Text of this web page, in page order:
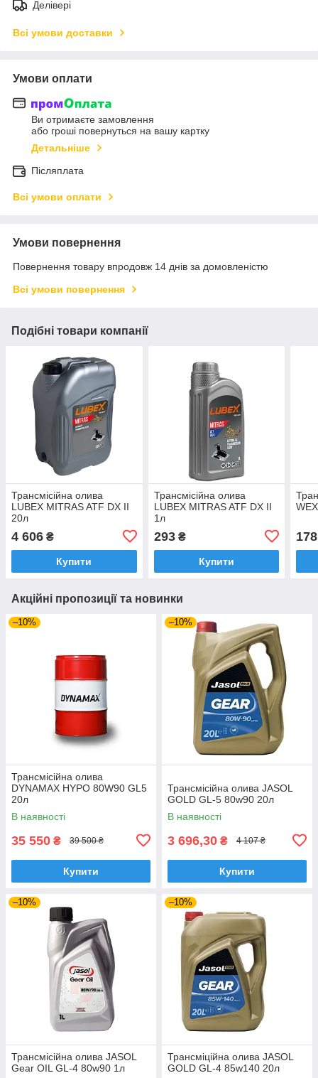
Делівері
Всі умови доставки
Умови оплати
Ви отримаєте замовлення
або гроші повернуться на вашу картку
Детальніше
Післяплата
Всі умови оплати
Умови повернення
Повернення товару впродовж 14 днів за домовленістю
Всі умови повернення
Подібні товари компанії
Трансмiciйна олива
LUBEX MITRAS ATF DX II
20л
4 606 ₴
Купити
Трансмiciйна олива
LUBEX MITRAS ATF DX II
1л
293₴
Купити
178
Акційні пропозиції та новинки
–10%
Трансмісійна олива
DYNAMAX HYPO 80W90 GL5
20л
В наявності
35 550 ₴ 39 500 ₴
Купити
–10%
Трансмісійна олива JASOL
GOLD GL-5 80w90 20л
В наявності
3 696,30 ₴ 4 107 ₴
Купити
–10%
Трансмісійна олива JASOL
Gear OIL GL-4 80w90 1л
–10%
Трансміційна олива JASOL
GOLD GL-4 85w140 20л